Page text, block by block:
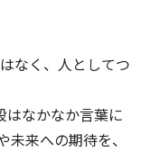
なく、人としてつ
はなかなか言葉に
来への期待を、